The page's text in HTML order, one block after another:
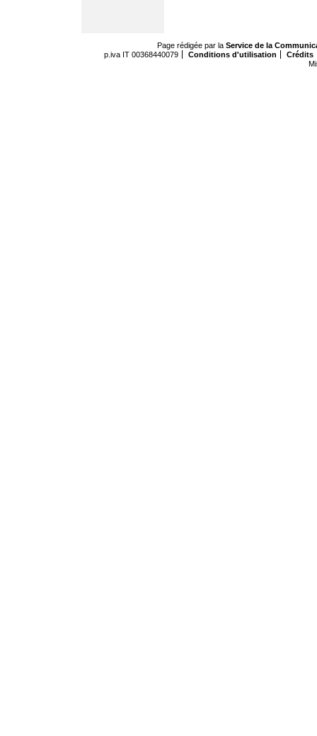
Page rédigée par la Service de la
p.iva IT 00368440079
Conditions d'utilisation
Crédits